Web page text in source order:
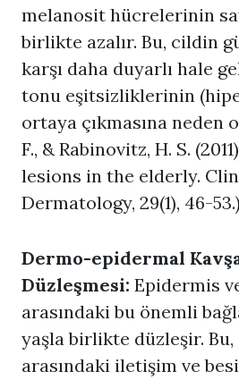
melanosit hücrelerinin
birlikte azalır. Bu, cildin
karşı daha duyarlı hale
tonu eşitsizliklerinin
ortaya çıkmasına neden
F., & Rabinovitz, H. S.
lesions in the elderly.
Dermatology, 29(1), 46-53.)
Dermo-epidermal
Düzleşmesi: Epidermis
arasındaki bu önemli
yaşla birlikte düzleşir.
arasındaki iletişim ve